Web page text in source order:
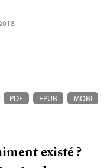
PDF EPUB MOBI
existé?